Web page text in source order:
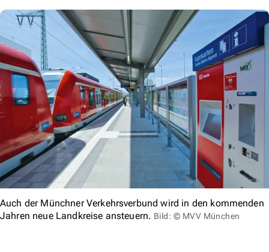
Auch der Münchner Verkehrsverbund wird in den kommenden
Jahren neue Landkreise ansteuern. Bild: © MVV München